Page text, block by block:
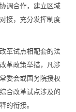
调合作，建立区域
接，充分发挥制度
革试点相配套的法
革政策举措，凡涉
委会或国务院授权
合改革试点涉及的
的衔接。